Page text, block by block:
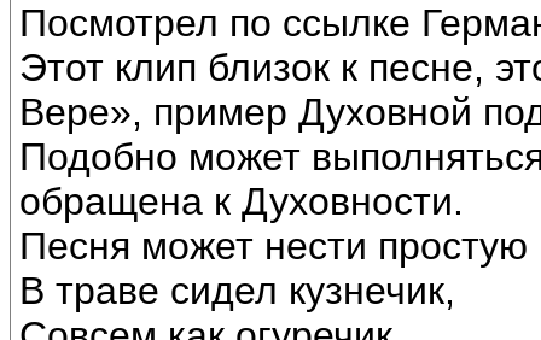
Посмотрел по ссылке
Этот клип близок к песне,
Вере», пример Духовной
Подобно может
обращена к Духовности.
Песня может нести
В траве сидел кузнечик,